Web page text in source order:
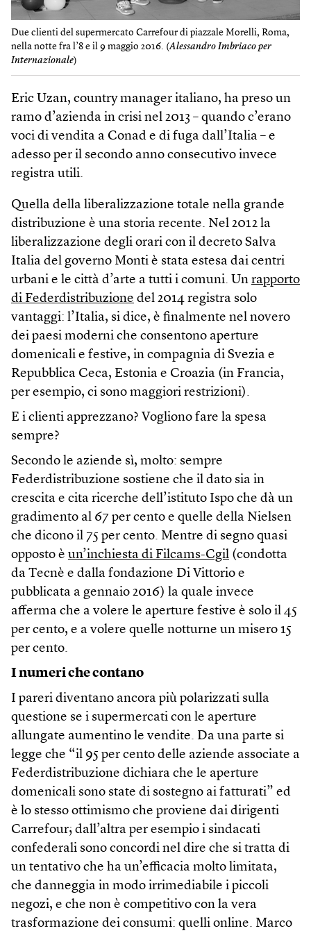
Due clienti del supermercato Carrefour di piazzale Morelli, Roma,
nella notte fra l’8 e il 9 maggio 2016. (Alessandro Imbriaco per
Internazionale)
Eric Uzan, country manager italiano, ha preso un
ramo d’azienda in crisi nel 2013 – quando c’erano
voci di vendita a Conad e di fuga dall’Italia – e
adesso per il secondo anno consecutivo invece
registra utili.
Quella della liberalizzazione totale nella grande
distribuzione è una storia recente. Nel 2012 la
liberalizzazione degli orari con il decreto Salva
Italia del governo Monti è stata estesa dai centri
urbani e le città d’arte a tutti i comuni. Un rapporto
di Federdistribuzione del 2014 registra solo
vantaggi: l’Italia, si dice, è finalmente nel novero
dei paesi moderni che consentono aperture
domenicali e festive, in compagnia di Svezia e
Repubblica Ceca, Estonia e Croazia (in Francia,
per esempio, ci sono maggiori restrizioni).
E i clienti apprezzano? Vogliono fare la spesa
sempre?
Secondo le aziende sì, molto: sempre
Federdistribuzione sostiene che il dato sia in
crescita e cita ricerche dell’istituto Ispo che dà un
gradimento al 67 per cento e quelle della Nielsen
che dicono il 75 per cento. Mentre di segno quasi
opposto è un’inchiesta di Filcams-Cgil (condotta
da Tecnè e dalla fondazione Di Vittorio e
pubblicata a gennaio 2016) la quale invece
afferma che a volere le aperture festive è solo il 45
per cento, e a volere quelle notturne un misero 15
per cento.
I numeri che contano
I pareri diventano ancora più polarizzati sulla
questione se i supermercati con le aperture
allungate aumentino le vendite. Da una parte si
legge che “il 95 per cento delle aziende associate a
Federdistribuzione dichiara che le aperture
domenicali sono state di sostegno ai fatturati” ed
è lo stesso ottimismo che proviene dai dirigenti
Carrefour; dall’altra per esempio i sindacati
confederali sono concordi nel dire che si tratta di
un tentativo che ha un’efficacia molto limitata,
che danneggia in modo irrimediabile i piccoli
negozi, e che non è competitivo con la vera
trasformazione dei consumi: quelli online. Marco